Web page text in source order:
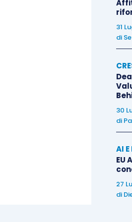
31
di
30
di
AI
EU
27
di